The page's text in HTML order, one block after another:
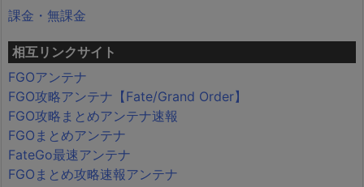
課金・無課金
相互リンクサイト
FGOアンテナ
FGO攻略アンテナ【Fate/Grand Order】
FGO攻略まとめアンテナ速報
FGOまとめアンテナ
FateGo最速アンテナ
FGOまとめ攻略速報アンテナ